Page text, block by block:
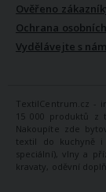
Ověřeno
Ochrana
Vydělávejte s
TextilCentrum.cz -
15 000 produktů z
Nakoupíte zde
textil do kuchyně
speciální), vlny a
kravaty, oděvní